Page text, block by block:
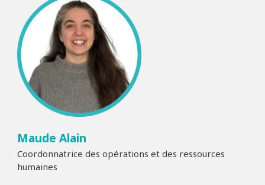
Maude Alain
Coordonnatrice des opérations et des ressources
humaines